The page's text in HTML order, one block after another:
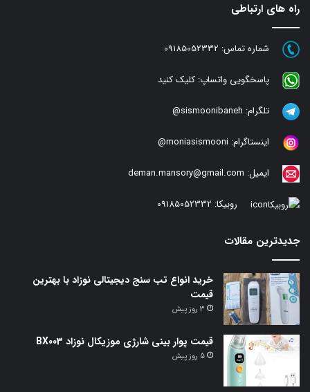
راه های ارتباطی
شماره تماس: 09185052332
پاسخگویی واتساپ: کلیک کنید
تلگرام: sismoonibaneh@
اینستاگرام: moniasismooni@
ایمیل: deman.mansory@gmail.com
روبیکا: 09185052332
جدیدترین مقالات
خرید انواع تب سنج دیجیتالی نوزاد با بهترین
قیمت
3 روز پیش
قیمت پوار بینی شارژی موزیکال نوزاد BX003
5 روز پیش